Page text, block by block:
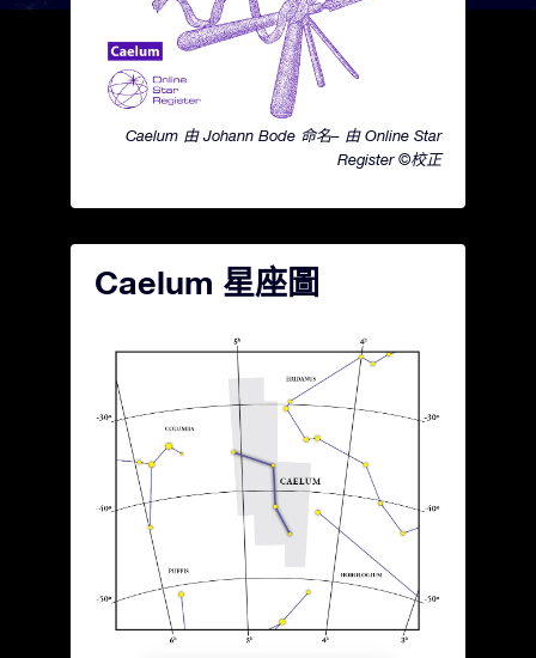
Caelum 由 Johann Bode 命名– 由 Online Star
Register ©校正
Caelum 星座圖